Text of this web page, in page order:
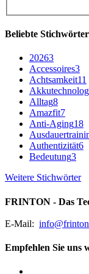
Beliebte Stichwörter
20263
Accessoires3
Achtsamkeit11
Alltag8
Amazfit7
Anti-Aging18
Authentizität6
Bedeutung3
Weitere Stichwörter
FRINTON - Das
E-Mail:
Empfehlen Sie uns